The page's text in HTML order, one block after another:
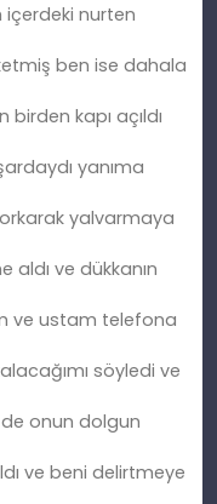
nurten
ben ise dahala
birden kapı açıldı
yanıma
yalvarmaya
aldı ve dükkanın
ve ustam telefona
söyledi ve
de onun dolgun
ve beni delirtmeye